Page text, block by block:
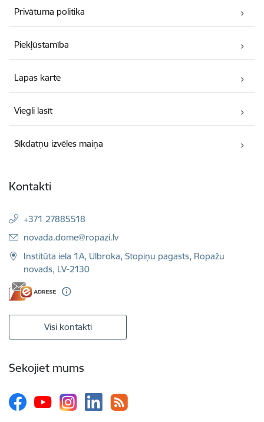
Privātuma politika
Piekļūstamība
Lapas karte
Viegli lasīt
Sīkdatņu izvēles maiņa
Kontakti
+371 27885518
E-pasts:
novada.dome@ropazi.lv
Institūta iela 1A, Ulbroka, Stopiņu pagasts, Ropažu
novads, LV-2130
Visi kontakti
Sekojiet mums